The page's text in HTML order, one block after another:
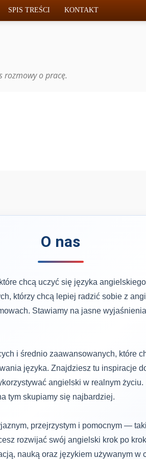
SPIS TREŚCI KONTAKT
rozmowy o pracę.
O nas
chcą uczyć się języka
którzy chcą lepiej radzić sobie z
Stawiamy na jasne
i średnio zaawansowanych, które
języka. Znajdziesz tu inspiracje
angielski w realnym
tym skupiamy się najbardziej.
przejrzystym i pomocnym —
rozwijać swój angielski krok po
nauką oraz językiem używanym w